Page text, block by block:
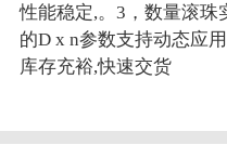
性能稳定,。3，数量滚珠
的D x n参数支持动态应
库存充裕,快速交货